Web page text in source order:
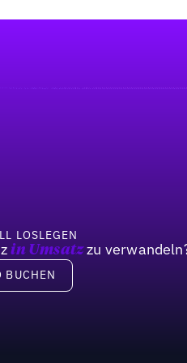
LOSLEGEN
in Umsatzzu
BUCHEN